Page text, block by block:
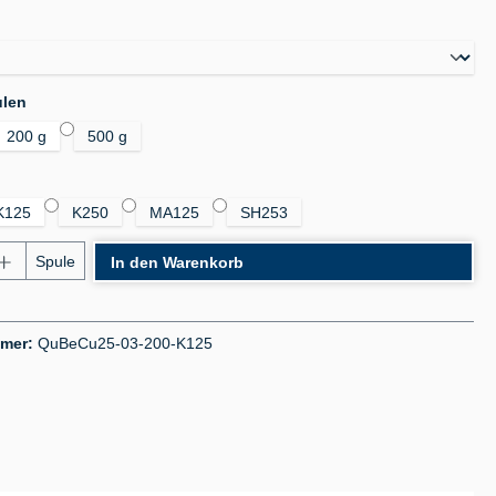
200 g 500 g
K250 MA125 SH253
Gib den gewünschten Wert ein oder
Spule In den Warenkorb
QuBeCu25-03-200-K125